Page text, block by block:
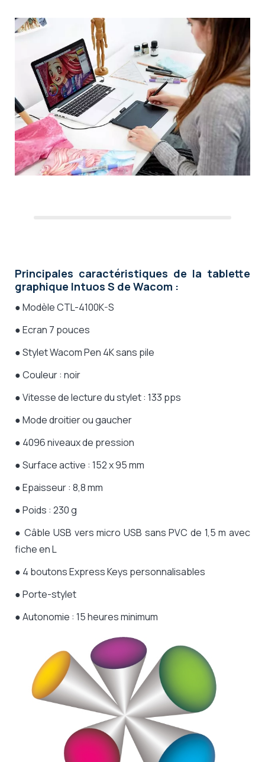
Principales caractéristiques de la tablette
graphique Intuos S de Wacom :
● ModèleCTL-4100K-S
●Ecran 7 pouces
● Stylet Wacom Pen 4K sans pile
● Couleur : noir
● Vitesse de lecture du stylet : 133 pps
● Mode droitier ou gaucher
● 4096 niveaux de pression
● Surface active : 152 x 95 mm
● Epaisseur : 8,8 mm
● Poids : 230 g
●Câble USB vers micro USB sans PVC de 1,5 m avec
fiche en L
● 4 boutons Express Keys personnalisables
● Porte-stylet
● Autonomie : 15 heures minimum